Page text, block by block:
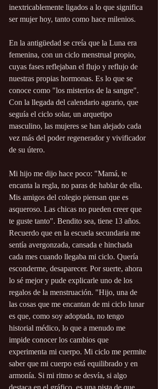
inextricablemente ligados a lo que significa
ser mujer hoy, tanto como hace milenios.
En la antigüedad se creía que la Luna era
femenina, con un ciclo menstrual propio,
cuyas fases reflejaban el flujo y reflujo de
nuestras propias hormonas. Es lo que se
conoce como "los misterios de la sangre".
Con la llegada del calendario agrario, que
seguía el ciclo solar, un arquetipo
masculino, las mujeres se han alejado cada
vez más del poder regenerador y vivificador
de su útero.
Mi hijo me dijo hace poco: "Mamá, te
encanta la regla, no paras de hablar de ella.
Mis amigos del colegio piensan que es
asqueroso. Las chicas no pueden creer que
te guste tanto". Bendito sea, tiene 13 años.
Recuerdo que en la escuela secundaria me
sentía avergonzada, cansada e hinchada
cada mes cuando llegaba mi ciclo. Quería
esconderme, desaparecer. Por suerte, ahora
lo sé mejor y pude explicarle uno de los
regalos de la menstruación. "Hijo, una de
las cosas que me encantan de mi ciclo lunar
es que, como soy adoptada, no tengo
historial médico, lo que a menudo me
impide conocer los cambios que
experimenta mi cuerpo. Mi ciclo me permite
saber que mi cuerpo está equilibrado y en
armonía. Si mi ritmo se desvía, si algo
destaca en el gráfico, es una pista de que